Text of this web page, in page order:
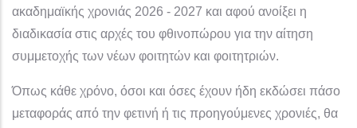
ακαδημαϊκής χρονιάς 2026 - 2027 και αφού ανοίξει η
διαδικασία στις αρχές του φθινοπώρου για την αίτηση
συμμετοχής των νέων φοιτητών και φοιτητριών.
Όπως κάθε χρόνο, όσοι και όσες έχουν ήδη εκδώσει πάσο
μεταφοράς από την φετινή ή τις προηγούμενες χρονιές, θα